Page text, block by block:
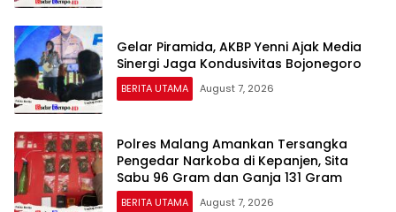
Gelar Piramida, AKBP Yenni Ajak Media
Sinergi Jaga Kondusivitas Bojonegoro
BERITA UTAMA August 7, 2026
Polres Malang Amankan Tersangka
Pengedar Narkoba di Kepanjen, Sita
Sabu 96 Gram dan Ganja 131 Gram
BERITA UTAMA August 7, 2026